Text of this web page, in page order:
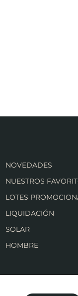
NOVEDADES
NUESTROS
LOTES
LIQUIDACIÓN
SOLAR
HOMBRE